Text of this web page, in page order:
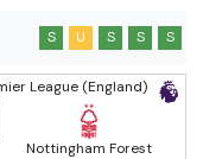
S U S S S
League (England)
Nottingham Forest